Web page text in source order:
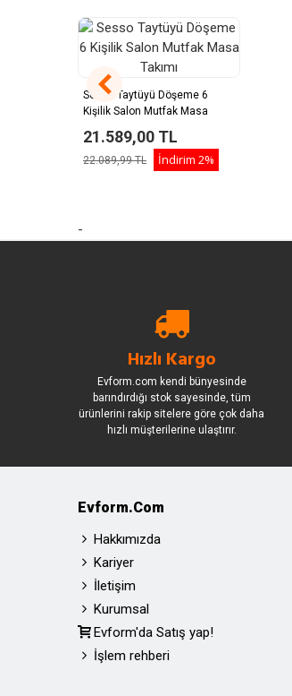
Sesso Taytüyü Döşeme 6
Kişilik Salon Mutfak Masa
21.589,00 TL
22.089,99 TL İndirim 2%
-
Hızlı Kargo
Evform.com kendi bünyesinde
barındırdığı stok sayesinde, tüm
ürünlerini rakip sitelere göre çok daha
hızlı müşterilerine ulaştırır.
Evform.com
Hakkımızda
Kariyer
İletişim
Kurumsal
Evform'da Satış yap!
İşlem rehberi